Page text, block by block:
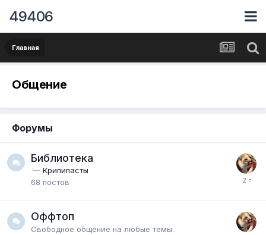
49406
Главная
Общение
Форумы
Библиотека
Крипипасты
68 постов
Оффтоп
Свободное общение на любые темы.